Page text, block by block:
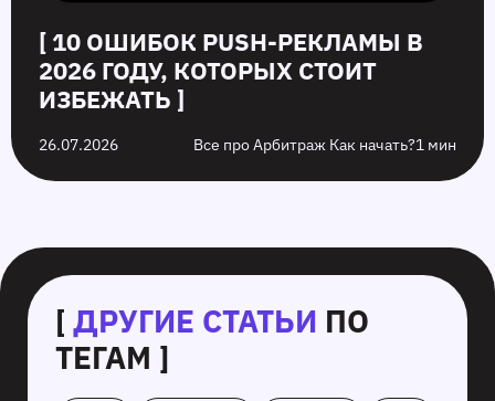
[ 10 ОШИБОК PUSH‑РЕКЛАМЫ В
2026 ГОДУ, КОТОРЫХ СТОИТ
ИЗБЕЖАТЬ ]
26.07.2026 Все про Арбитраж Как начать?1 мин
[ ДРУГИЕ СТАТЬИ ПО
ТЕГАМ ]